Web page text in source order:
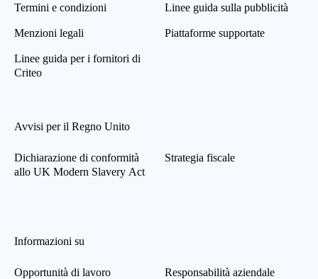
Termini e condizioni
Menzioni legali
Linee guida per i fornitori di
Criteo
Linee guida sulla pubblicità
Piattaforme supportate
Avvisi per il Regno Unito
Dichiarazione di conformità
allo UK Modern Slavery Act
Strategia fiscale
Informazioni su
Opportunità di lavoro Responsabilità aziendale